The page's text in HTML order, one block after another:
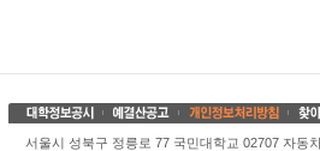
서울시 성북구 정릉로 77 국민대학교 02707 자동